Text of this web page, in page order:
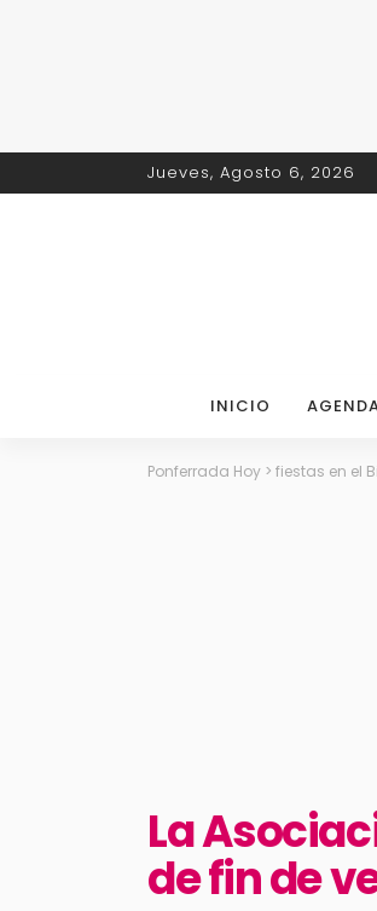
Jueves, Agosto 6, 2026
INICIO
Ponferrada Hoy > fiestas en el
La
de fin de